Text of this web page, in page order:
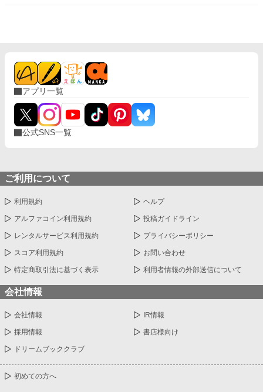
アプリ一覧
公式SNS一覧
ご利用について
利用規約 ヘルプ
アルファコイン利用規約 投稿ガイドライン
レンタルサービス利用規約 プライバシーポリシー
スコア利用規約 お問い合わせ
特定商取引法に基づく表示 利用者情報の外部送信について
会社情報
会社情報 IR情報
採用情報 書店様向け
ドリームブッククラブ
初めての方へ